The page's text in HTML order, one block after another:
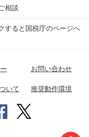
競輪場 豊橋競輪場
競輪場
町競輪場
相談
すると国税庁のページへ
お問い合わせ
いて 推奨動作環境